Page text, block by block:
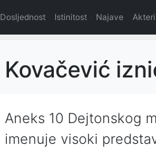
Dosljednost Istinitost Najave Akteri
Kovačević
Aneks 10 Dejtonskog
imenuje visoki